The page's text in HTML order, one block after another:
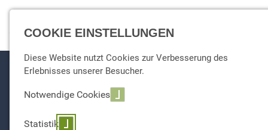
COOKIE EINSTELLUNGEN
Diese Website nutzt Cookies zur Verbesserung des
Erlebnisses unserer Besucher.
Notwendige Cookies
Statistik